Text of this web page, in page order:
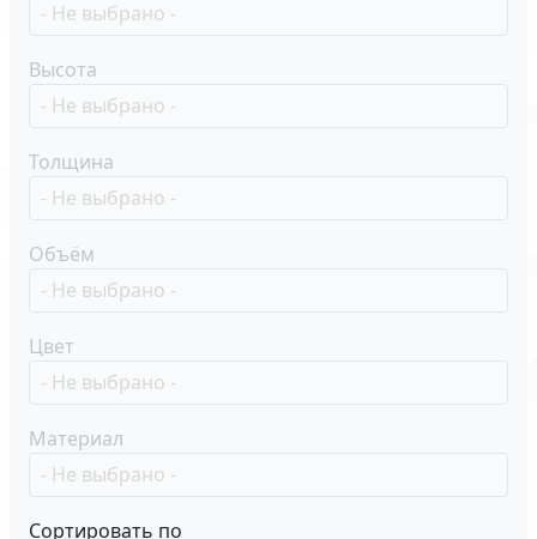
Высота
Толщина
Объём
Цвет
Материал
Сортировать по